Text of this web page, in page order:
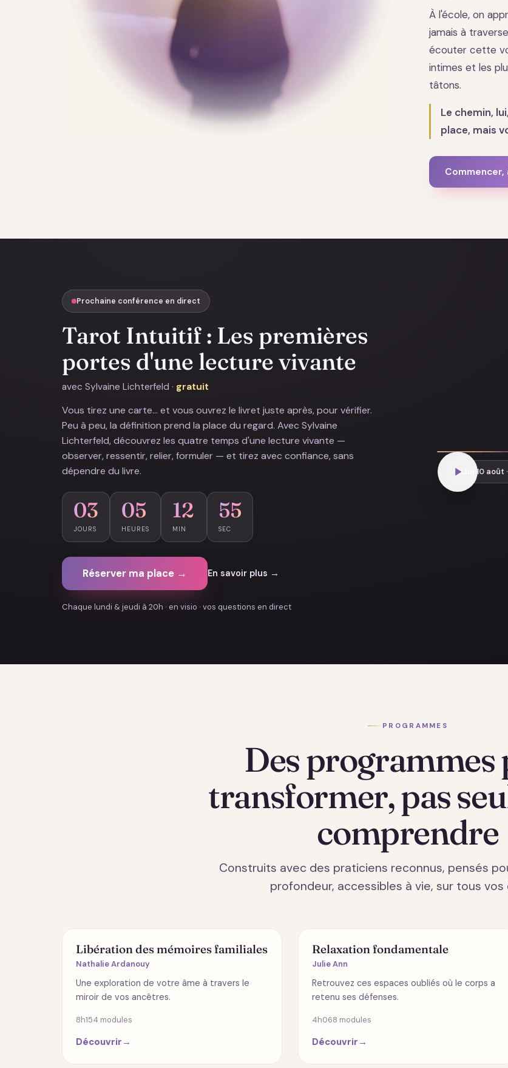
À l'école, on
jamais à
écouter cette
intimes et les
tâtons.
Le chemin,
place, mais
Prochaine conférence en direct
Tarot Intuitif : Les premières
portes d'une lecture vivante
avec Sylvaine Lichterfeld · gratuit
Vous tirez une carte… et vous ouvrez le livret juste après, pour vérifier.
Peu à peu, la définition prend la place du regard. Avec Sylvaine
Lichterfeld, découvrez les quatre temps d'une lecture vivante —
observer, ressentir, relier, formuler — et tirez avec confiance, sans
dépendre du livre.
03
JOURS
05
HEURES
12
MIN
53
SEC
Réserver ma place → En savoir plus →
Chaque lundi & jeudi à 20h · en visio · vos questions en direct
Lun 10 août
PROGRAMMES
Des programmes
transformer, pas
comprendre
Construits avec des praticiens reconnus, pensés
profondeur, accessibles à vie, sur tous vos
ÉMOTIONS
Libération des mémoires familiales
Nathalie Ardanouy
Une exploration de votre âme à travers le
miroir de vos ancêtres.
8h154 modules
Découvrir →
SPIRITUALITÉ
Relaxation fondamentale
Julie Ann
Retrouvez ces espaces oubliés où le corps a
retenu ses défenses.
4h068 modules
Découvrir →